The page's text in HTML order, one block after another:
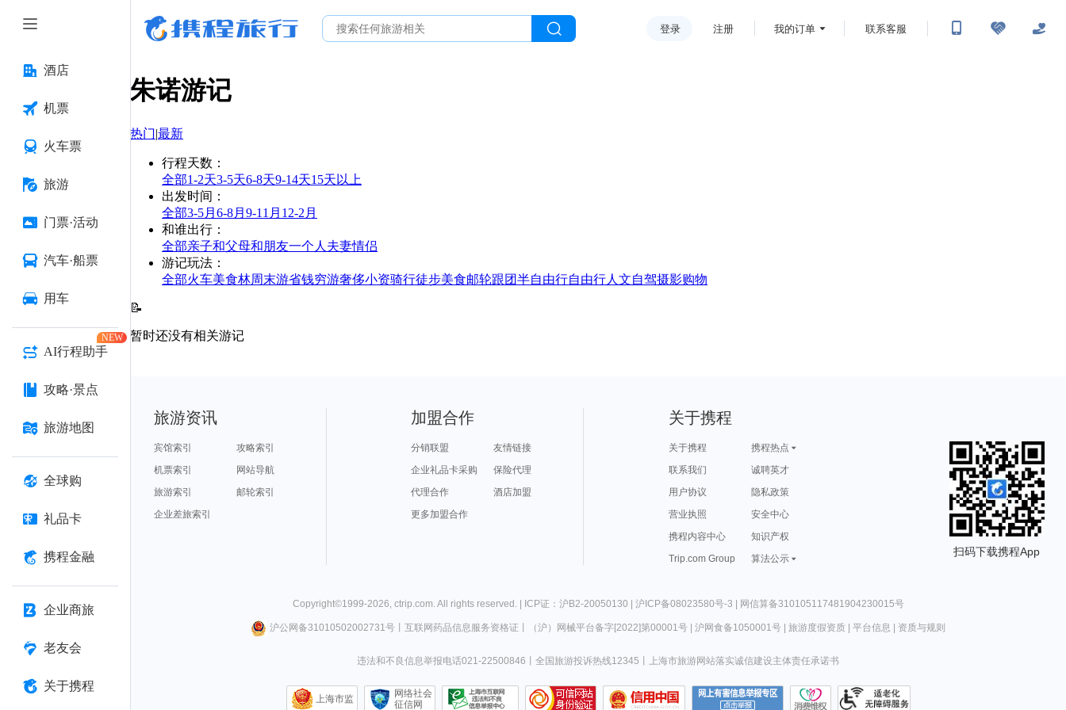
酒店
机票
火车票
旅游
门票·活动
汽车·船票
用车
AI行程助手
NEW
攻略·景点
旅游地图
全球购
礼品卡
携程金融
企业商旅
老友会
关于携程
登录 注册 我的订单 联系客服
朱诺游记
热门|最新
行程天数 ：
全部1-2天3-5天6-8天9-14天15天以上
出发时间 ：
全部3-5月 6-8月 9-11月 12-2月
和谁出行 ：
全部亲子和父母和朋友一个人 夫妻情侣
游记玩法 ：
全部火车美食林周末游省钱穷游奢侈小资骑行徒步美食邮轮跟团半自由行自由行人文自驾摄影购物
📝
暂时还没有相关游记
旅游资讯
宾馆索引
攻略索引
机票索引
网站导航
旅游索引
邮轮索引
企业差旅索引
加盟合作
分销联盟
友情链接
企业礼品卡采购
保险代理
代理合作
酒店加盟
更多加盟合作
关于携程
关于携程
携程热点
联系我们
诚聘英才
用户协议
隐私政策
营业执照
安全中心
携程内容中心
知识产权
Trip.com Group
算法公示
扫码下载携程App
Copyright©1999-2026, ctrip.com. All rights reserved. | ICP证：沪B2-20050130 | 沪ICP备08023580号-3 | 网信算备310105117481904230015号
沪公网备31010502002731号丨 互联网药品信息服务资格证 （沪）网械平台备字[2022]第00001号| 沪网食备1050001号| 旅游度假资质| 平台信息 资质与规则
违法和不良信息举报电话021-22500846 全国旅游投诉热线12345 上海市旅游网站落实诚信建设主体责任承诺书
上海市监
网络社会
征信网